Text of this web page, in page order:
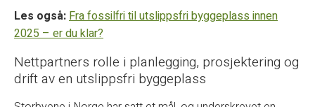
Les også:Fra fossilfri til utslippsfri byggeplass innen
2025 – er du klar?
Nettpartners rolle i planlegging, prosjektering og
drift av en utslippsfri byggeplass